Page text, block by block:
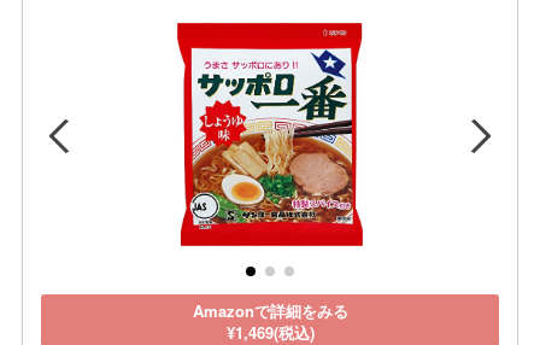
Amazonで詳細をみる
¥1,469(税込)